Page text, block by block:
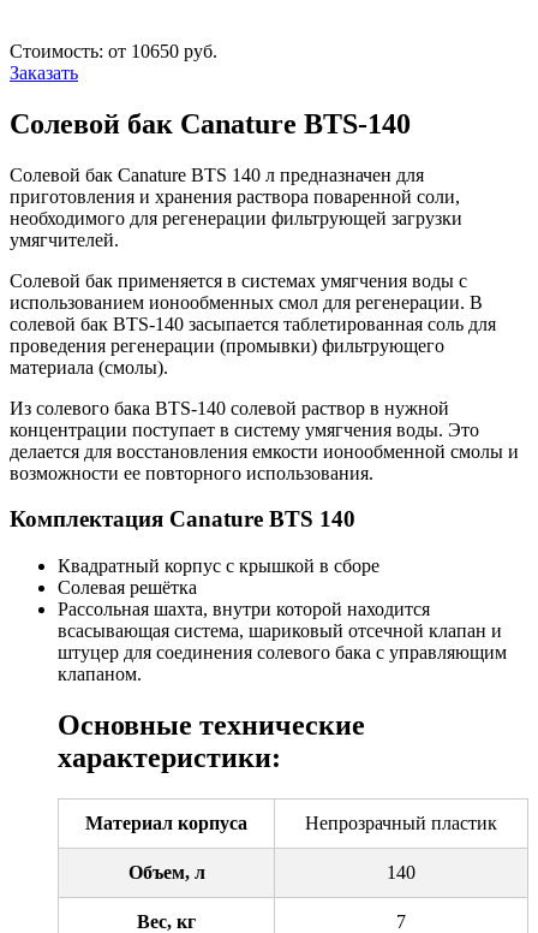
Стоимость: от 10650 руб.
Заказать
Солевой бак Canature BTS-140
Солевой бак Canature BTS 140 л предназначен для
приготовления и хранения раствора поваренной соли,
необходимого для регенерации фильтрующей загрузки
умягчителей.
Солевой бак применяется в системах умягчения воды с
использованием ионообменных смол для регенерации. В
солевой бак BTS-140 засыпается таблетированная соль для
проведения регенерации (промывки) фильтрующего
материала (смолы).
Из солевого бака BTS-140 солевой раствор в нужной
концентрации поступает в систему умягчения воды. Это
делается для восстановления емкости ионообменной смолы и
возможности ее повторного использования.
Комплектация Canature BTS 140
Квадратный корпус с крышкой в сборе
Солевая решётка
Рассольная шахта, внутри которой находится
всасывающая система, шариковый отсечной клапан и
штуцер для соединения солевого бака с управляющим
клапаном.
Основные технические
характеристики:
Материал корпуса Непрозрачный пластик
Объем, л 140
Вес, кг 7